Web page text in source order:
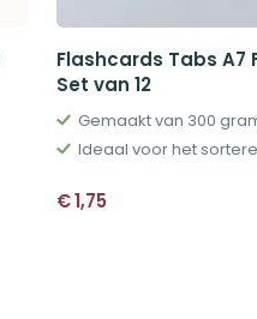
Flashcards Tabs A7
Set van 12
Gemaakt van 300
€1,75